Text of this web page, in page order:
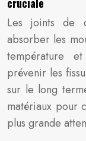
Les joints de
absorber les
température
prévenir les
sur le long
matériaux pour
plus grande